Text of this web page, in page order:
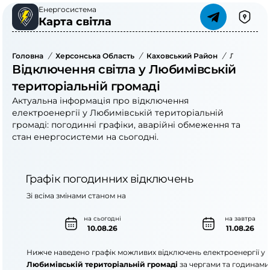
Енергосистема
Карта світла
Головна / Херсонська Область / Каховський Район /
Відключення світла у Любимівській
територіальній громаді
Актуальна інформація про відключення
електроенергії у Любимівській територіальній
громаді: погодинні графіки, аварійні обмеження та
стан енергосистеми на сьогодні.
Графік погодинних відключень
на сьогодні
10.08.26
на завтра
11.08.26
Зі всіма змінами станом на
Нижче наведено графік можливих відключень електроенергії у
Любимівській територіальній громаді за чергами та